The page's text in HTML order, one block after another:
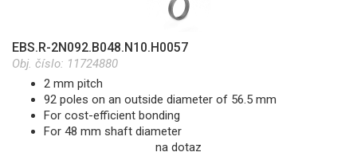
EBS.R-2N092.B048.N10.H0057
Obj. číslo: 11724880
2 mm pitch
92 poles on an outside diameter of 56.5 mm
For cost-efficient bonding
For 48 mm shaft diameter
na dotaz